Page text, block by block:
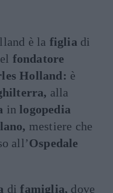
è la figlia di
fondatore
Holland: è
alla
in logopedia
mestiere che
all’Ospedale
difamiglia, dove